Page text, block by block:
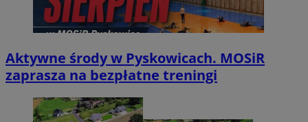
Aktywne środy w Pyskowicach. MOSiR
zaprasza na bezpłatne treningi